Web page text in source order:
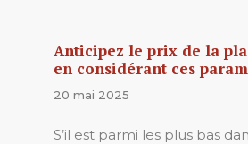
Anticipez le prix de la
en considérant ces
20 mai 2025
S’il est parmi les plus bas